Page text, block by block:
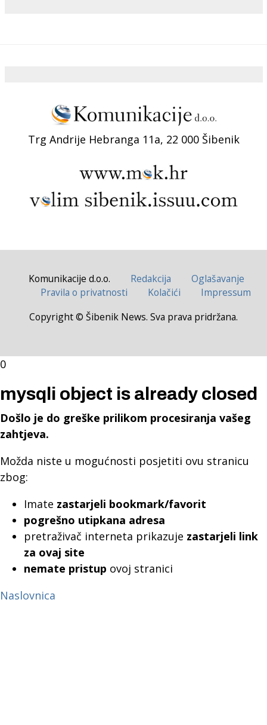
Trg Andrije Hebranga 11a, 22 000 Šibenik
Komunikacije d.o.o. Redakcija
Oglašavanje
Pravila o privatnosti
Kolačići
Impressum
Copyright © Šibenik News. Sva prava pridržana.
0
mysqli object is already closed
Došlo je do greške prilikom procesiranja vašeg
zahtjeva.
Možda niste u mogućnosti posjetiti ovu stranicu
zbog:
Imate zastarjeli bookmark/favorit
pogrešno utipkana adresa
pretraživač interneta prikazuje zastarjeli link
za ovaj site
nemate pristup ovoj stranici
Naslovnica